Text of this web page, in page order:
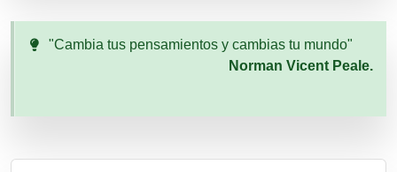
"Cambia tus pensamientos y cambias tu mundo"
Norman Vicent Peale.